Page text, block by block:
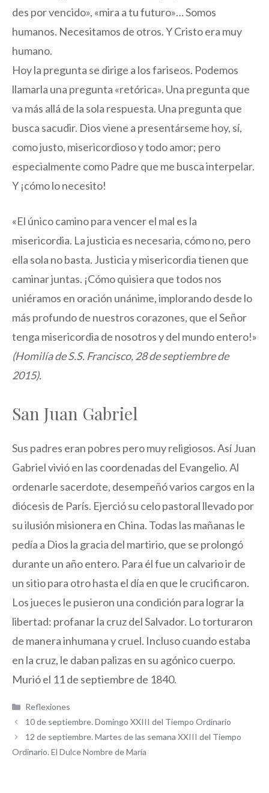
des por vencido», «mira a tu futuro»… Somos
humanos. Necesitamos de otros. Y Cristo era muy
humano.
Hoy la pregunta se dirige a los fariseos. Podemos
llamarla una pregunta «retórica». Una pregunta que
va más allá de la sola respuesta. Una pregunta que
busca sacudir. Dios viene a presentárseme hoy, sí,
como justo, misericordioso y todo amor; pero
especialmente como Padre que me busca interpelar.
Y ¡cómo lo necesito!
«El único camino para vencer el mal es la
misericordia. La justicia es necesaria, cómo no, pero
ella sola no basta. Justicia y misericordia tienen que
caminar juntas. ¡Cómo quisiera que todos nos
uniéramos en oración unánime, implorando desde lo
más profundo de nuestros corazones, que el Señor
tenga misericordia de nosotros y del mundo entero!»
(Homilía de S.S. Francisco, 28 de septiembre de
2015).
San Juan Gabriel
Sus padres eran pobres pero muy religiosos. Así Juan
Gabriel vivió en las coordenadas del Evangelio. Al
ordenarle sacerdote, desempeñó varios cargos en la
diócesis de París. Ejerció su celo pastoral llevado por
su ilusión misionera en China. Todas las mañanas le
pedía a Dios la gracia del martirio, que se prolongó
durante un año entero. Para él fue un calvario ir de
un sitio para otro hasta el día en que le crucificaron.
Los jueces le pusieron una condición para lograr la
libertad: profanar la cruz del Salvador. Lo torturaron
de manera inhumana y cruel. Incluso cuando estaba
en la cruz, le daban palizas en su agónico cuerpo.
Murió el 11 de septiembre de 1840.
Categorías
Reflexiones
10 de septiembre. Domingo XXIII del Tiempo Ordinario
12 de septiembre. Martes de las semana XXIII del Tiempo
Ordinario. El Dulce Nombre de María